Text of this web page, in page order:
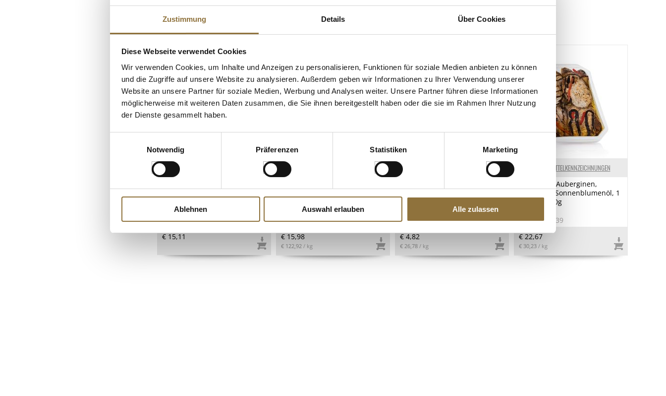
Zustimmung Details Über Cookies
Diese Webseite verwendet Cookies
Wir verwenden Cookies, um Inhalte und Anzeigen zu personalisieren, Funktionen für soziale Medien anbieten zu können
und die Zugriffe auf unsere Website zu analysieren. Außerdem geben wir Informationen zu Ihrer Verwendung unserer
Website an unsere Partner für soziale Medien, Werbung und Analysen weiter. Unsere Partner führen diese Informationen
möglicherweise mit weiteren Daten zusammen, die Sie ihnen bereitgestellt haben oder die sie im Rahmen Ihrer Nutzung
der Dienste gesammelt haben.
Notwendig
Präferenzen Statistiken Marketing
Ablehnen Auswahl erlauben Alle zulassen
Fett
davon gesättigte Fettsäuren
davon Zucker
Eiweiß
Salz
Allergene
SO2/Sulfite
KUNDEN KAUFTEN AUCH
LEBENSMITTELKENNZEICHNUNGEN
Art.Nr.:17165
€ 15,11
Art.Nr.:61314
€ 15,98
€ 122,92 / kg
LEBENSMITTELKENNZEICHNUNGEN
Art.Nr.:46880
€ 4,82
€ 26,78 / kg
LEBENSMITTELKENNZEICHNUNGEN
Eingelegte Auberginen,
gegrillt, in Sonnenblumenöl, 1
kg, ATG 750g
Art.Nr.:68939
€ 22,67
€ 30,23 / kg